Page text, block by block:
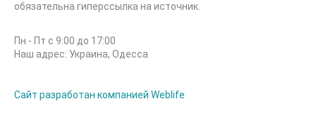
обязательна гиперссылка на источник.
Пн - Пт с 9:00 до 17:00
Наш адрес: Украина, Одесса
Сайт разработан компанией Weblife